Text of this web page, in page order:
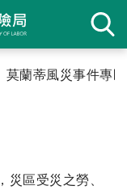
莫蘭蒂風災事件專區
區受災之勞、